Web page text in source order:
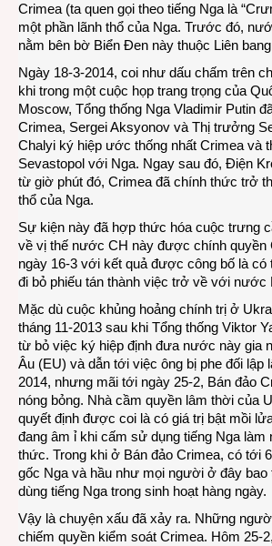
Crimea (ta quen gọi theo tiếng Nga là
một phần lãnh thổ của Nga. Trước đó,
nằm bên bờ Biển Đen này thuộc Liên
Ngày 18-3-2014, coi như dấu chấm trên
khi trong một cuộc họp trang trọng của
Moscow, Tổng thống Nga Vladimir Putin
Crimea, Sergei Aksyonov và Thị trưởng
Chalyi ký hiệp ước thống nhất Crimea và
Sevastopol với Nga. Ngay sau đó, Điện
từ giờ phút đó, Crimea đã chính thức trở
thổ của Nga.
Sự kiện này đã hợp thức hóa cuộc trưng
về vị thế nước CH này được chính quyền
ngày 16-3 với kết quả được công bố là
đi bỏ phiếu tán thành việc trở về với nước
Mặc dù cuộc khủng hoảng chính trị ở
tháng 11-2013 sau khi Tổng thống Viktor
từ bỏ việc ký hiệp định đưa nước này gia
Âu (EU) và dẫn tới việc ông bị phe đối lập
2014, nhưng mãi tới ngày 25-2, Bán đảo
nóng bỏng. Nhà cầm quyền lâm thời của
quyết định được coi là có giá trị bật mồi
đang âm ỉ khi cấm sử dụng tiếng Nga làm
thức. Trong khi ở Bán đảo Crimea, có tới
gốc Nga và hầu như mọi người ở đây bao
dùng tiếng Nga trong sinh hoạt hàng ngày.
Vậy là chuyện xấu đã xảy ra. Những
chiếm quyền kiểm soát Crimea. Hôm 25-